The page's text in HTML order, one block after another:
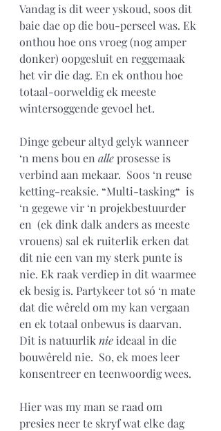
Vandag is dit weer yskoud, soos dit
baie dae op die bou-perseel was. Ek
onthou hoe ons vroeg (nog amper
donker) oopgesluit en reggemaak
het vir die dag. En ek onthou hoe
totaal-oorweldig ek meeste
wintersoggende gevoel het.
Dinge gebeur altyd gelyk wanneer
‘n mens bou en alle prosesse is
verbind aan mekaar.  Soos ‘n reuse
ketting-reaksie. “Multi-tasking“  is
‘n gegewe vir ‘n projekbestuurder
en  (ek dink dalk anders as meeste
vrouens) sal ek ruiterlik erken dat
dit nie een van my sterk punte is
nie. Ek raak verdiep in dit waarmee
ek besig is. Partykeer tot só ‘n mate
dat die wêreld om my kan vergaan
en ek totaal onbewus is daarvan.
Dit is natuurlik nie ideaal in die
bouwêreld nie.  So, ek moes leer
konsentreer en teenwoordig wees.
Hier was my man se raad om
presies neer te skryf wat elke dag